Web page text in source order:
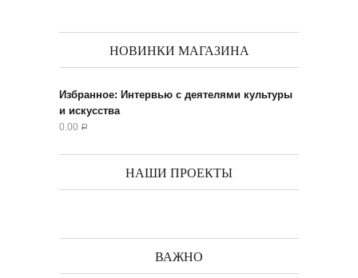
НОВИНКИ МАГАЗИНА
Избранное: Интервью с деятелями культуры
и искусства
0.00 Р
НАШИ ПРОЕКТЫ
ВАЖНО